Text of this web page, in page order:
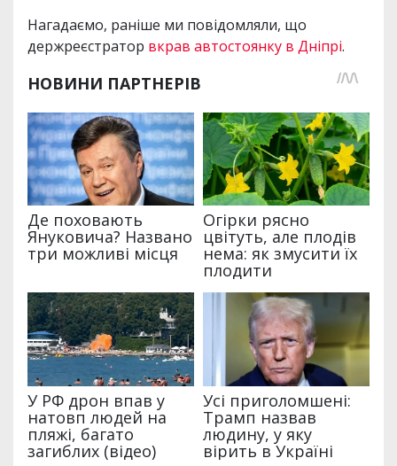
Нагадаємо, раніше ми повідомляли, що
держреєстратор вкрав автостоянку в Дніпрі.